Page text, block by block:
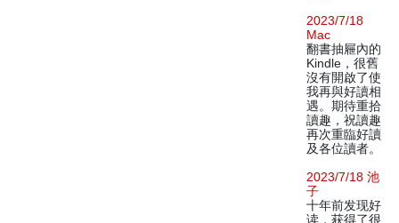
2023/7/18
Mac
翻書抽屜內的
Kindle，很舊
沒有開啟了使
我再與好讀相
遇。期待重拾
讀趣，祝讀趣
再次重臨好讀
及各位讀者。
2023/7/18 池
子
十年前发现好
读，获得了很